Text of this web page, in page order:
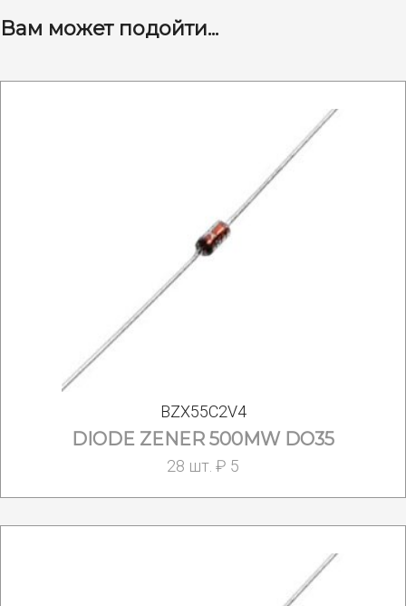
Вам может подойти...
BZX55C2V4
DIODE ZENER 500MW DO35
28 шт. ₽ 5